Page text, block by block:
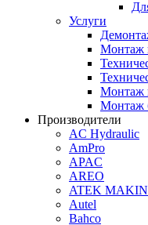
Услуги
Монтаж
Монтаж
Монтаж
Производители
AC Hydraulic
AmPro
APAC
AREO
ATEK
Autel
Bahco